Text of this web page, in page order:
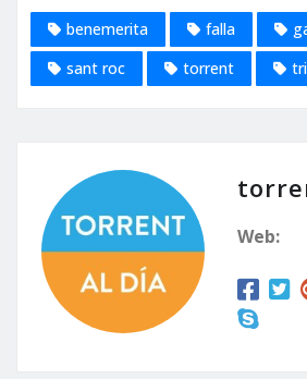
benemerita falla
sant roc
torrent
Web: